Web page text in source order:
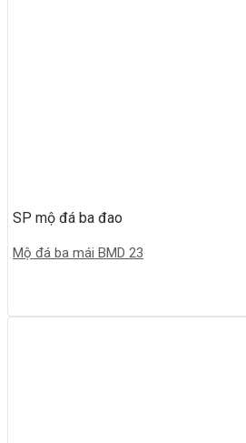
SP mộ đá ba đao
Mộ đá ba mái BMD 23